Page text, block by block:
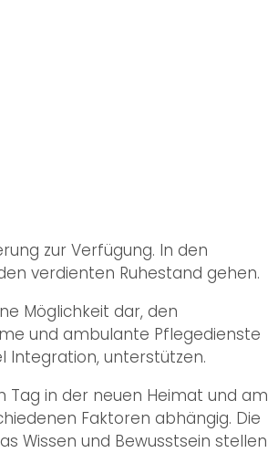
zur Verfügung. In den
verdienten Ruhestand gehen.
Möglichkeit dar, den
und ambulante Pflegedienste
Integration, unterstützen.
in der neuen Heimat und am
Faktoren abhängig. Die
Wissen und Bewusstsein stellen